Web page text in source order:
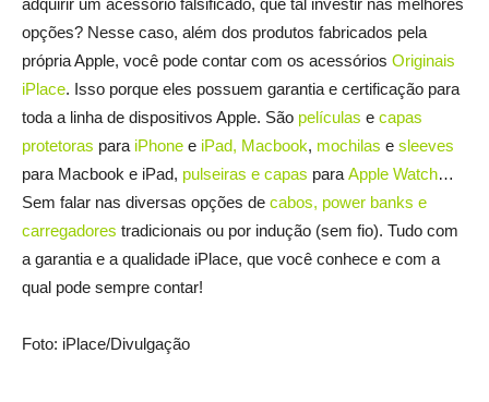
opções? Nesse caso, além dos produtos fabricados pela
própria Apple, você pode contar com os acessórios Originais
iPlace. Isso porque eles possuem garantia e certificação para
toda a linha de dispositivos Apple. São películas e capas
protetoras para iPhone e iPad, Macbook, mochilas e sleeves
para Macbook e iPad, pulseiras e capas para Apple Watch…
Sem falar nas diversas opções de cabos, power banks e
carregadores tradicionais ou por indução (sem fio). Tudo com
a garantia e a qualidade iPlace, que você conhece e com a
qual pode sempre contar!
Foto: iPlace/Divulgação